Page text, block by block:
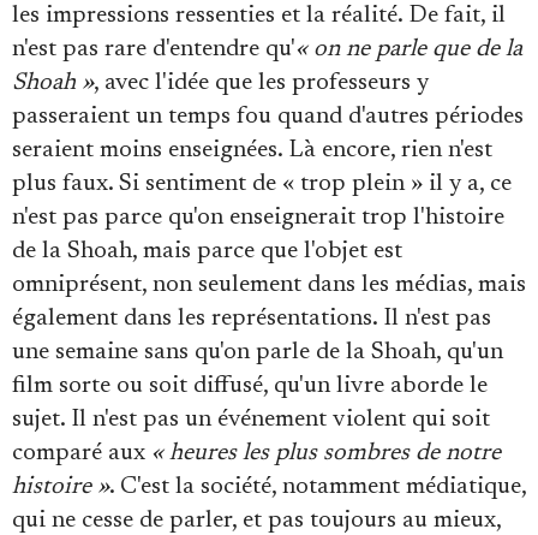
les impressions ressenties et la réalité. De fait, il
n'est pas rare d'entendre qu'« on ne parle que de la
Shoah », avec l'idée que les professeurs y
passeraient un temps fou quand d'autres périodes
seraient moins enseignées. Là encore, rien n'est
plus faux. Si sentiment de « trop plein » il y a, ce
n'est pas parce qu'on enseignerait trop l'histoire
de la Shoah, mais parce que l'objet est
omniprésent, non seulement dans les médias, mais
également dans les représentations. Il n'est pas
une semaine sans qu'on parle de la Shoah, qu'un
film sorte ou soit diffusé, qu'un livre aborde le
sujet. Il n'est pas un événement violent qui soit
comparé aux « heures les plus sombres de notre
histoire ». C'est la société, notamment médiatique,
qui ne cesse de parler, et pas toujours au mieux,